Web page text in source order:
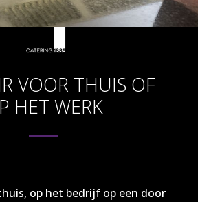
VOOR THUIS OF
HET WERK
op het bedrijf op een door